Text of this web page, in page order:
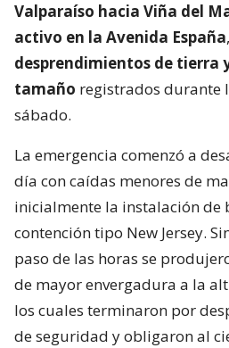
Valparaíso hacia Viña del
activo en la Avenida España
desprendimientos de tierra
tamaño registrados durante
sábado.
La emergencia comenzó a
día con caídas menores de
inicialmente la instalación de
contención tipo New Jersey.
paso de las horas se
de mayor envergadura a la
los cuales terminaron por
de seguridad y obligaron al